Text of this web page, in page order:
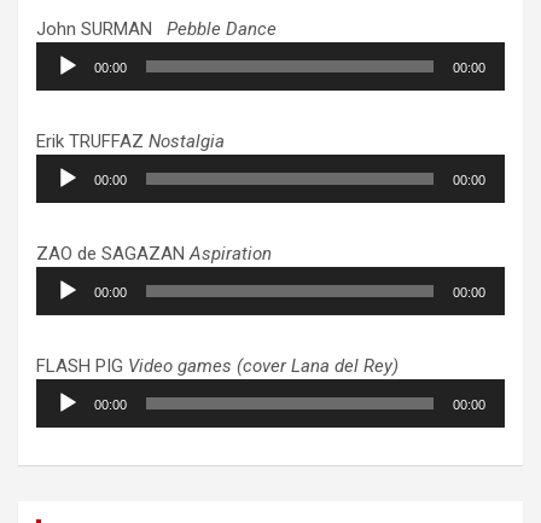
John SURMAN Pebble Dance
Lecteur
audio
00:00 00:00
Erik TRUFFAZ Nostalgia
Lecteur
audio
00:00 00:00
ZAO de SAGAZANAspiration
Lecteur
audio
00:00 00:00
FLASH PIG Video games (cover Lana del Rey)
Lecteur
audio
00:00 00:00